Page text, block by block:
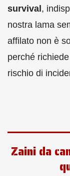
survival,
nostra lama
affilato non è
perché
rischio di
Zaini da